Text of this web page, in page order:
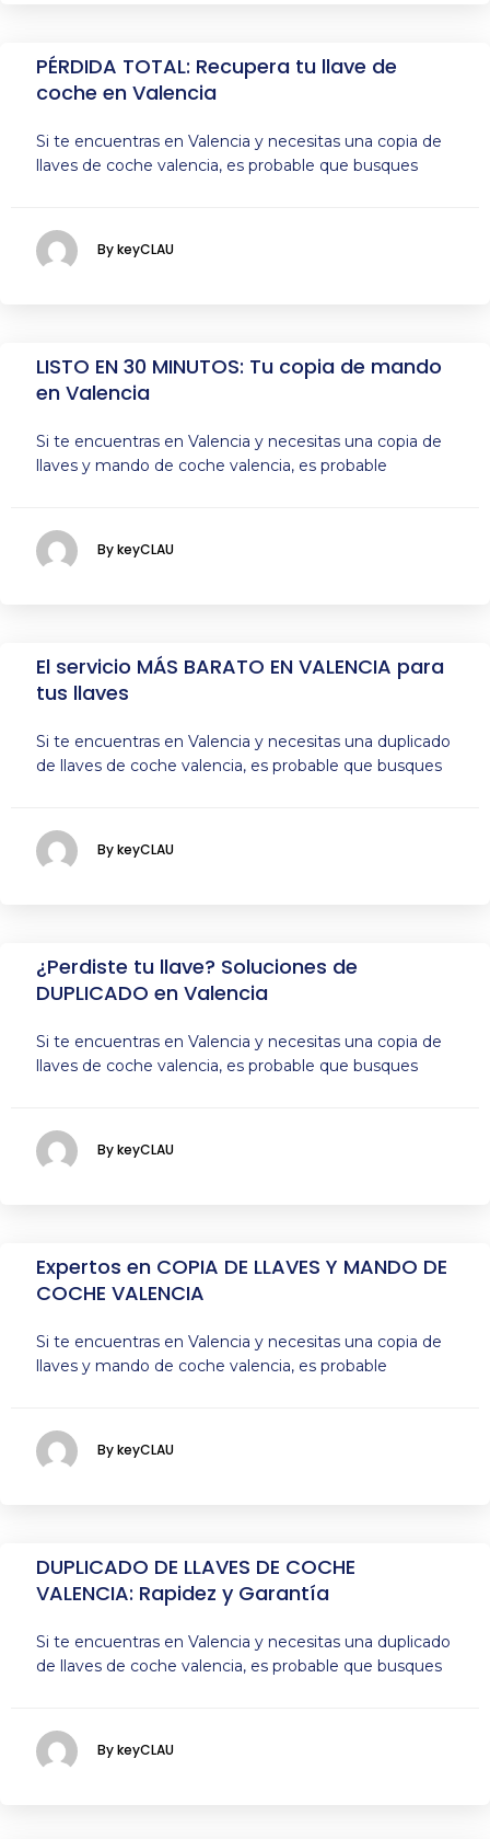
PÉRDIDA TOTAL: Recupera tu llave de
coche en Valencia
Si te encuentras en Valencia y necesitas una copia de
llaves de coche valencia, es probable que busques
By keyCLAU
LISTO EN 30 MINUTOS: Tu copia de mando
en Valencia
Si te encuentras en Valencia y necesitas una copia de
llaves y mando de coche valencia, es probable
By keyCLAU
El servicio MÁS BARATO EN VALENCIA para
tus llaves
Si te encuentras en Valencia y necesitas una duplicado
de llaves de coche valencia, es probable que busques
By keyCLAU
¿Perdiste tu llave? Soluciones de
DUPLICADO en Valencia
Si te encuentras en Valencia y necesitas una copia de
llaves de coche valencia, es probable que busques
By keyCLAU
Expertos en COPIA DE LLAVES Y MANDO DE
COCHE VALENCIA
Si te encuentras en Valencia y necesitas una copia de
llaves y mando de coche valencia, es probable
By keyCLAU
DUPLICADO DE LLAVES DE COCHE
VALENCIA: Rapidez y Garantía
Si te encuentras en Valencia y necesitas una duplicado
de llaves de coche valencia, es probable que busques
By keyCLAU